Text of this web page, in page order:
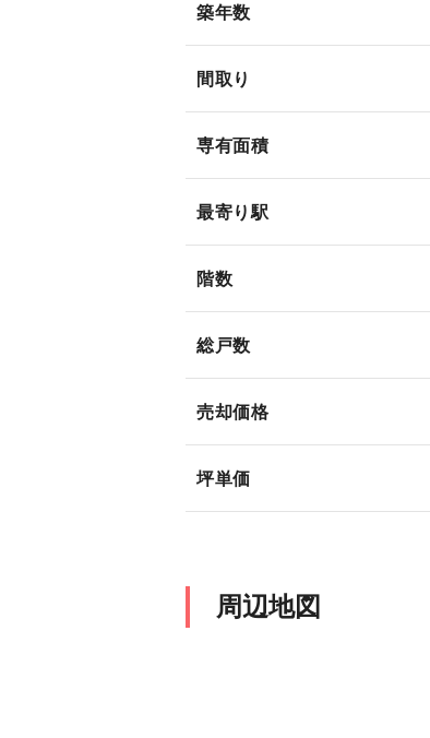
築年数
間取り
専有面積
最寄り駅
階数
総戸数
売却価格
坪単価
周辺地図